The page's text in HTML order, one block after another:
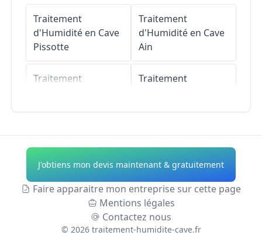
Traitement
d'Humidité en Cave
Pissotte
Traitement
Traitement
Longèves
Traitement
d'Humidité en Cave
Sérigné
Traitement
d'Humidité en Cave
Ain
Traitement
Traitement
Allier
Traitement
d'Humidité en Cave
Alpes-de-Haute-
J'obtiens mon devis maintenant & gratuitement
Faire apparaitre mon entreprise sur cette page
Mentions légales
Contactez nous
© 2026 traitement-humidite-cave.fr